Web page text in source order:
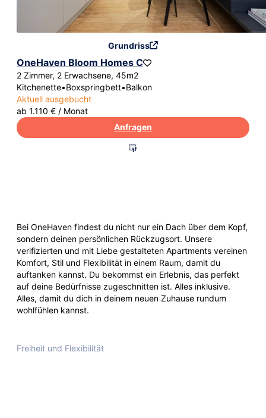
Grundriss
OneHaven Bloom Homes C
2 Zimmer, 2 Erwachsene, 45m2
Kitchenette•Boxspringbett•Balkon
Aktuell ausgebucht
ab 1.110 € / Monat
Anfragen
Bei OneHaven findest du nicht nur ein Dach über dem Kopf,
sondern deinen persönlichen Rückzugsort. Unsere
verifizierten und mit Liebe gestalteten Apartments vereinen
Komfort, Stil und Flexibilität in einem Raum, damit du
auftanken kannst. Du bekommst ein Erlebnis, das perfekt
auf deine Bedürfnisse zugeschnitten ist. Alles inklusive.
Alles, damit du dich in deinem neuen Zuhause rundum
wohlfühlen kannst.
Freiheit und Flexibilität